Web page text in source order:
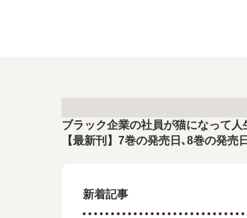
ブラック企業の社員が猫になって
【最新刊】7巻の発売日､8巻の発売
新着記事